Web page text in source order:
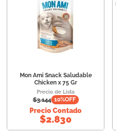
Mon Ami Snack Saludable
Chicken x 75 Gr
Precio de Lista
$3.144 10%OFF
Precio Contado
$2.830